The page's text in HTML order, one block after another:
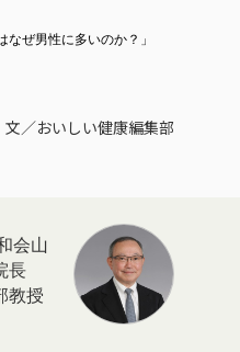
ぜ男性に多いのか？」
文／おいしい健康編集部
会山
長
教授